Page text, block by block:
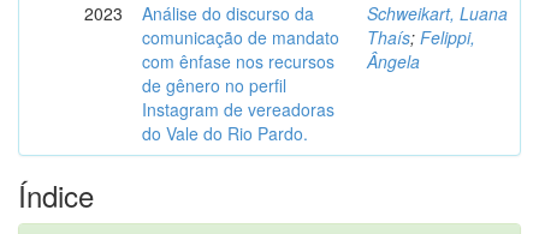
2023
Análise do discurso da
comunicação de mandato
com ênfase nos recursos
de gênero no perfil
Instagram de vereadoras
do Vale do Rio Pardo.
Schweikart, Luana
Thaís; Felippi,
Ângela
Índice